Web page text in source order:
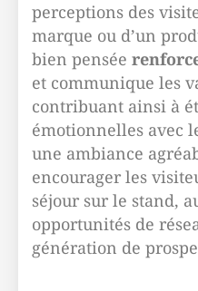
perceptions des
marque ou d’un
bien pensée
et communique les
contribuant ainsi à
émotionnelles avec
une ambiance
encourager les
séjour sur le stand,
opportunités de
génération de